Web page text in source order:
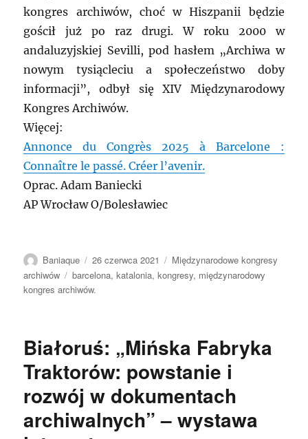
kongres archiwów, choć w Hiszpanii będzie
gościł już po raz drugi. W roku 2000 w
andaluzyjskiej Sevilli, pod hasłem „Archiwa w
nowym tysiącleciu a społeczeństwo doby
informacji”, odbył się XIV Międzynarodowy
Kongres Archiwów.
Więcej:
Annonce du Congrès 2025 à Barcelone :
Connaître le passé. Créer l’avenir.
Oprac. Adam Baniecki
AP Wrocław O/Bolesławiec
Autor
Baniaque
Data
publikacji
26 czerwca 2021 Kategorie
Międzynarodowe kongresy
archiwów
Tagi
barcelona,katalonia,kongresy, międzynarodowy
kongres archiwów.
Białoruś: „Mińska Fabryka
Traktorów: powstanie i
rozwój w dokumentach
archiwalnych” – wystawa